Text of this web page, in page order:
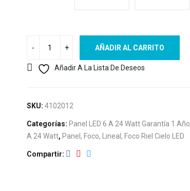
AÑADIR AL CARRITO
Añadir A La Lista De Deseos
SKU: 4102012
Categorías: Panel LED 6 A 24 Watt Garantía 1 Año
A 24 Watt, Panel, Foco, Lineal, Foco Riel Cielo LED
Compartir